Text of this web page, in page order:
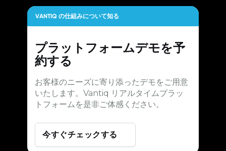
VANTIQ の仕組みについて知る
プラットフォームデモを予
約する
お客様のニーズに寄り添ったデモをご用意
いたします。Vantiq リアルタイムプラッ
トフォームを是非ご体感ください。
今すぐチェックする